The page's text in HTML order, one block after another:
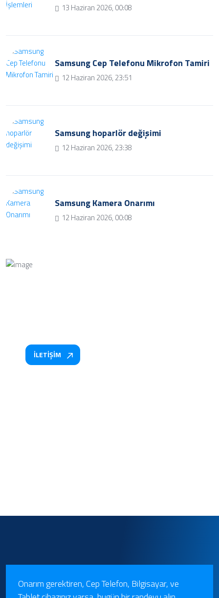
13 Haziran 2026, 00:08
Samsung Cep Telefonu Mikrofon Tamiri
12 Haziran 2026, 23:51
Samsung hoparlör değişimi
12 Haziran 2026, 23:38
Samsung Kamera Onarımı
12 Haziran 2026, 00:08
İLETİŞİM
Onarım gerektiren, Cep Telefon, Bilgisayar, ve